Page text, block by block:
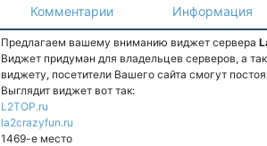
Комментарии Информация
Предлагаем вашему вниманию виджет сервера
Виджет придуман для владельцев серверов, а
виджету, посетители Вашего сайта смогут
Выглядит виджет вот так:
L2TOP.ru
la2crazyfun.ru
1469-е место